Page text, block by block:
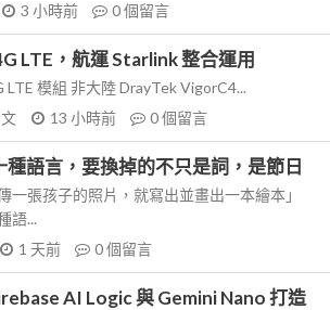
3 小時前 0個留言
LTE，航運 Starlink 整合運用
模組 非大陸 DrayTek VigorC4...
13 小時前 0個留言
種語言，要換掉的不只是詞，是節日
一張孩子的照片，就寫出並畫出一本繪本」
語...
1 天前 0個留言
AI Logic 與 Gemini Nano 打造